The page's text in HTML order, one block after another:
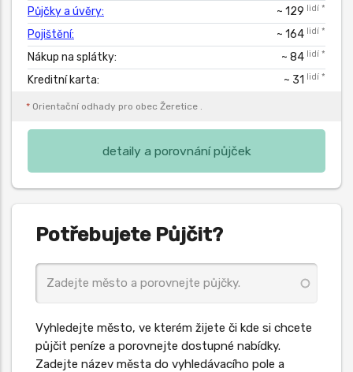
Půjčky a úvěry: ~ 129 lidí *
Pojištění: ~ 164 lidí *
Nákup na splátky: ~ 84 lidí *
Kreditní karta: ~ 31 lidí *
* Orientační odhady pro obec Žeretice .
detaily a porovnání půjček
Potřebujete Půjčit?
Vyhledejte město, ve kterém žijete či kde si chcete
půjčit peníze a porovnejte dostupné nabídky.
Zadejte název města do vyhledávacího pole a